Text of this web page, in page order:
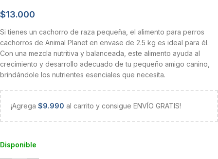
$13.000
Si tienes un cachorro de raza pequeña, el alimento para perros
cachorros de Animal Planet en envase de 2.5 kg es ideal para él.
Con una mezcla nutritiva y balanceada, este alimento ayuda al
crecimiento y desarrollo adecuado de tu pequeño amigo canino,
brindándole los nutrientes esenciales que necesita.
¡Agrega $9.990 al carrito y consigue ENVÍO GRATIS!
Disponible